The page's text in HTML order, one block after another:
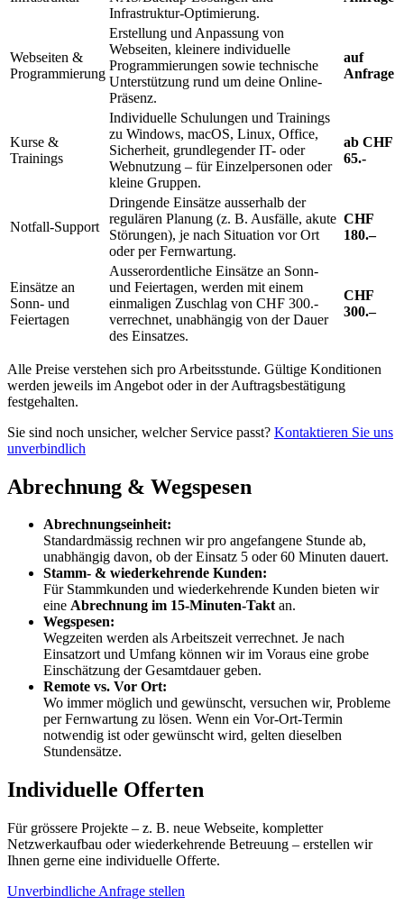
Infrastruktur-Optimierung.
Webseiten &
Programmierung
Erstellung und Anpassung von
Webseiten, kleinere individuelle
Programmierungen sowie technische
Unterstützung rund um deine Online-
Präsenz.
auf
Anfrage
Kurse &
Trainings
Individuelle Schulungen und Trainings
zu Windows, macOS, Linux, Office,
Sicherheit, grundlegender IT- oder
Webnutzung – für Einzelpersonen oder
kleine Gruppen.
ab CHF
65.-
Notfall-Support
Dringende Einsätze ausserhalb der
regulären Planung (z. B. Ausfälle, akute
Störungen), je nach Situation vor Ort
oder per Fernwartung.
CHF
180.–
Einsätze an
Sonn- und
Feiertagen
Ausserordentliche Einsätze an Sonn-
und Feiertagen, werden mit einem
einmaligen Zuschlag von CHF 300.-
verrechnet, unabhängig von der Dauer
des Einsatzes.
CHF
300.–
Alle Preise verstehen sich pro Arbeitsstunde. Gültige Konditionen
werden jeweils im Angebot oder in der Auftragsbestätigung
festgehalten.
Sie sind noch unsicher, welcher Service passt? Kontaktieren Sie uns
unverbindlich
Abrechnung & Wegspesen
Abrechnungseinheit:
Standardmässig rechnen wir pro angefangene Stunde ab,
unabhängig davon, ob der Einsatz 5 oder 60 Minuten dauert.
Stamm- & wiederkehrende Kunden:
Für Stammkunden und wiederkehrende Kunden bieten wir
eine Abrechnung im 15-Minuten-Taktan.
Wegspesen:
Wegzeiten werden als Arbeitszeit verrechnet. Je nach
Einsatzort und Umfang können wir im Voraus eine grobe
Einschätzung der Gesamtdauer geben.
Remote vs. Vor Ort:
Wo immer möglich und gewünscht, versuchen wir, Probleme
per Fernwartung zu lösen. Wenn ein Vor-Ort-Termin
notwendig ist oder gewünscht wird, gelten dieselben
Stundensätze.
Individuelle Offerten
Für grössere Projekte – z. B. neue Webseite, kompletter
Netzwerkaufbau oder wiederkehrende Betreuung – erstellen wir
Ihnen gerne eine individuelle Offerte.
Unverbindliche Anfrage stellen